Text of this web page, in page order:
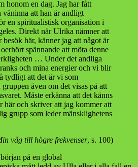
honom en dag. Jag har fått
att han är andligt
en spiritualistisk organisation i
Direkt när Ulrika nämner att
här, känner jag att något är
spännande att möta denne
… Under det andliga
och mina energier och vi blir
tydligt att det är vi som
även om det visas på att
Måste erkänna att det känns
här och skriver att jag kommer att
grupp som leder mänsklighetens
väg till högre frekvenser, s. 100)
på en global